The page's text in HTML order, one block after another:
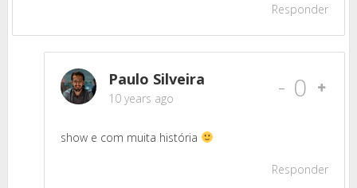
Responder
Paulo Silveira
10 years ago - 0
show e com muita história
Responder